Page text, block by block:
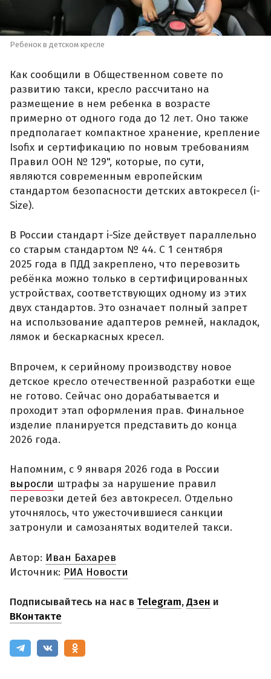
Ребенок в детском кресле
Как сообщили в Общественном совете по
развитию такси, кресло рассчитано на
размещение в нем ребенка в возрасте
примерно от одного года до 12 лет. Оно также
предполагает компактное хранение, крепление
Isofix и сертификацию по новым требованиям
Правил ООН № 129", которые, по сути,
являются современным европейским
стандартом безопасности детских автокресел (i-
Size).
В России стандарт i-Size действует параллельно
со старым стандартом № 44. С 1 сентября
2025 года в ПДД закреплено, что перевозить
ребёнка можно только в сертифицированных
устройствах, соответствующих одному из этих
двух стандартов. Это означает полный запрет
на использование адаптеров ремней, накладок,
лямок и бескаркасных кресел.
Впрочем, к серийному производству новое
детское кресло отечественной разработки еще
не готово. Сейчас оно дорабатывается и
проходит этап оформления прав. Финальное
изделие планируется представить до конца
2026 года.
Напомним, с 9 января 2026 года в России
выросли штрафы за нарушение правил
перевозки детей без автокресел. Отдельно
уточнялось, что ужесточившиеся санкции
затронули и самозанятых водителей такси.
Автор: Иван Бахарев
Источник: РИА Новости
Подписывайтесь на нас в Telegram,Дзен и
ВКонтакте